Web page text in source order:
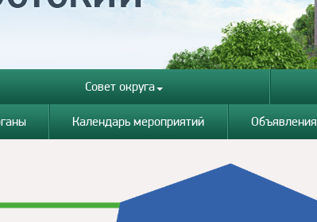
Совет округа
Календарь мероприятий Объявления